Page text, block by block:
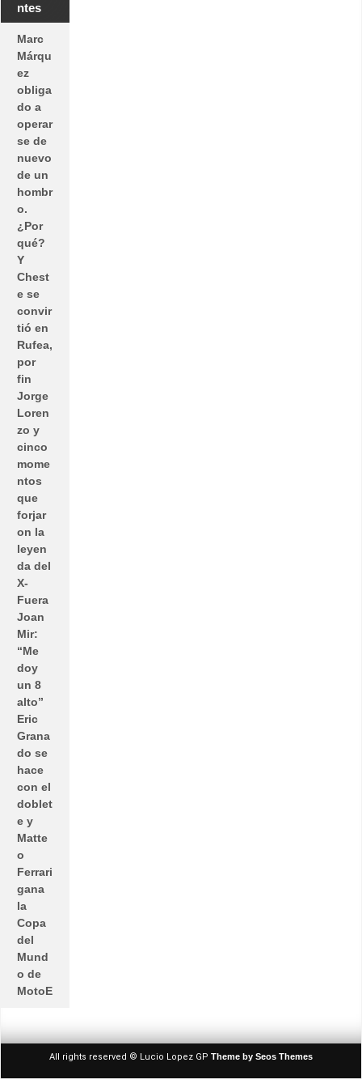
ntes
Marc
Márqu
ez
obliga
do a
operar
se de
nuevo
de un
hombr
o.
¿Por
qué?
Y
Chest
e se
convir
tió en
Rufea,
por
fin
Jorge
Loren
zo y
cinco
mome
ntos
que
forjar
on la
leyen
da del
X-
Fuera
Joan
Mir:
“Me
doy
un 8
alto”
Eric
Grana
do se
hace
con el
doblet
e y
Matte
o
Ferrari
gana
la
Copa
del
Mund
o de
MotoE
All rights reserved © Lucio Lopez GP Theme by Seos Themes